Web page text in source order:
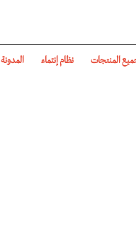
المنتجات نظام إنتماء المدونة